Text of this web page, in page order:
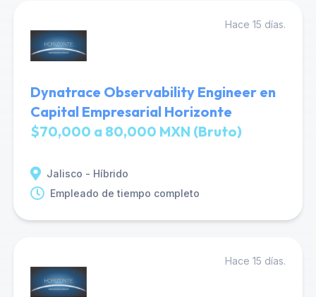
Hace 15 días.
Dynatrace Observability Engineer en
Capital Empresarial Horizonte
$70,000 a 80,000 MXN (Bruto)
Jalisco - Híbrido
Empleado de tiempo completo
Hace 15 días.